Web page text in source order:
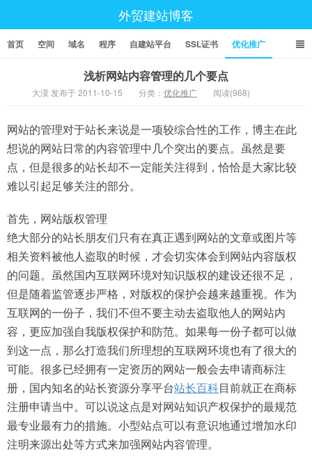
外贸建站博客
首页 空间 域名 程序 自建站平台 SSL证书 优化推广
浅析网站内容管理的几个要点
大漠 发布于 2011-10-15 分类： 优化推广 阅读(968)
网站的管理对于站长来说是一项较综合性的工作，博主在此
想说的网站日常的内容管理中几个突出的要点。虽然是要
点，但是很多的站长却不一定能关注得到，恰恰是大家比较
难以引起足够关注的部分。
首先，网站版权管理
绝大部分的站长朋友们只有在真正遇到网站的文章或图片等
相关资料被他人盗取的时候，才会切实体会到网站内容版权
的问题。虽然国内互联网环境对知识版权的建设还很不足，
但是随着监管逐步严格，对版权的保护会越来越重视。作为
互联网的一份子，我们不但不要主动去盗取他人的网站内
容，更应加强自我版权保护和防范。如果每一份子都可以做
到这一点，那么打造我们所理想的互联网环境也有了很大的
可能。很多已经拥有一定资历的网站一般会去申请商标注
册，国内知名的站长资源分享平台站长百科目前就正在商标
注册申请当中。可以说这点是对网站知识产权保护的最规范
最专业最有力的措施。小型站点可以有意识地通过增加水印
注明来源出处等方式来加强网站内容管理。